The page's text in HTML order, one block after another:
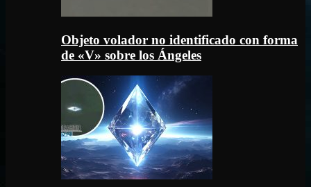
Objeto volador no identificado con forma
de «V» sobre los Ángeles